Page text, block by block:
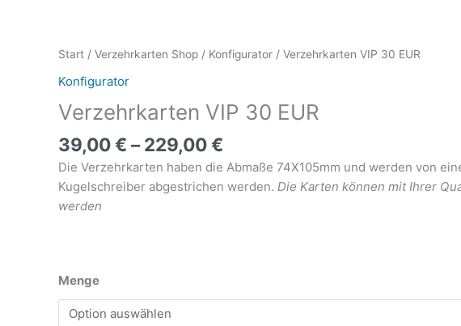
Start / Verzehrkarten Shop / Konfigurator / Verzehrkarten VIP 30 EUR
Konfigurator
Verzehrkarten VIP 30 EUR
39,00€ –229,00€
Die Verzehrkarten haben die Abmaße 74X105mm und werden von
Kugelschreiber abgestrichen werden. Die Karten können mit Ihrer
werden
Menge
Verzehrkarten
30
EUR